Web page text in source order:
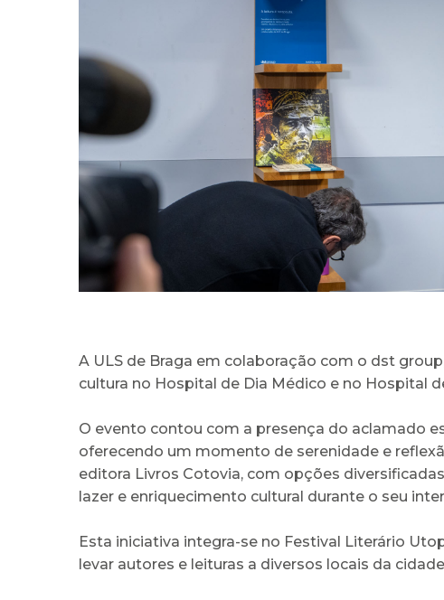
A ULS de Braga em colaboração com o dst
cultura no Hospital de Dia Médico e no Hospital
O evento contou com a presença do aclamado
oferecendo um momento de serenidade e
editora Livros Cotovia, com opções
lazer e enriquecimento cultural durante o seu
Esta iniciativa integra-se no Festival Literário
levar autores e leituras a diversos locais da